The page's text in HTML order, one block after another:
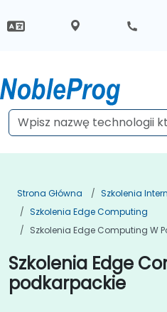
Strona Główna
Szkolenia
Szkolenia Edge Computing
Szkolenia Edge Computing W
Szkolenia Edge
podkarpackie